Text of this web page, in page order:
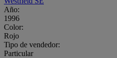
Año:
1996
Color:
Rojo
Tipo de vendedor:
Particular